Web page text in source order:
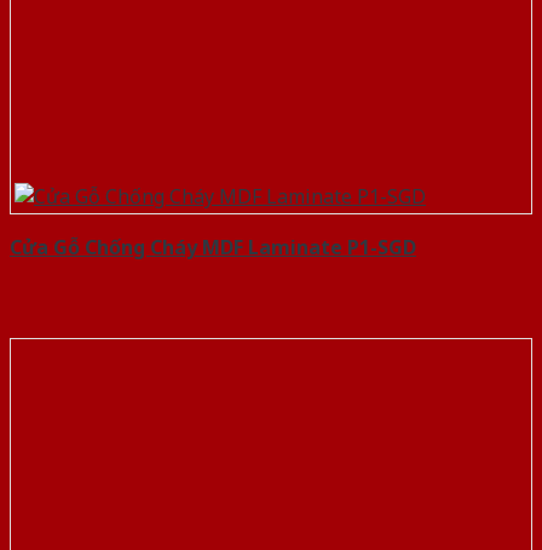
Cửa Gỗ Chống Cháy MDF Laminate P1-SGD